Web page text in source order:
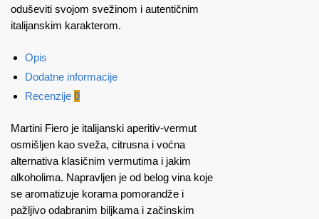
oduševiti svojom svežinom i autentičnim
italijanskim karakterom.
Opis
Dodatne informacije
Recenzije 0
Martini Fiero je italijanski aperitiv-vermut
osmišljen kao sveža, citrusna i voćna
alternativa klasičnim vermutima i jakim
alkoholima. Napravljen je od belog vina koje
se aromatizuje korama pomorandže i
pažljivo odabranim biljkama i začinskim